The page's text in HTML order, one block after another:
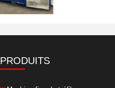
PRODUITS